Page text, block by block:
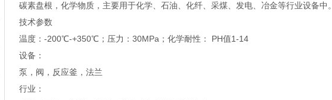
碳素盘根，化学物质，主要用于化学、石油、化纤、采煤、发电、冶金等行业设备中。
技术参数
温度：-200℃-+350℃；压力：30MPa；化学耐性： PH值1-14
设备：
泵，阀，反应釜，法兰
行业：